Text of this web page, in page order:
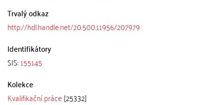
Trvalý odkaz
http://hdl.handle.net/20.500.11956/207979
Identifikátory
SIS:155145
Kolekce
Kvalifikační práce [25332]